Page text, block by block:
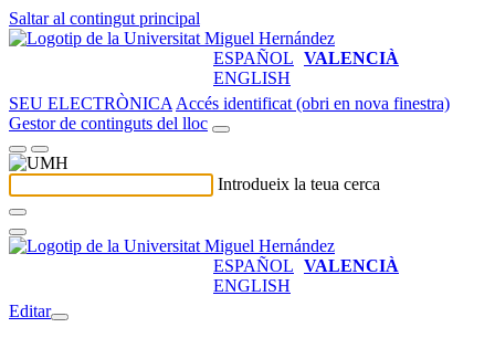
Saltar al contingut principal
ESPAÑOL VALENCIÀ
ENGLISH
SEU ELECTRÒNICA Accés identificat (obri en nova finestra)
Gestor de continguts del lloc
Introdueix la teua cerca
ESPAÑOL VALENCIÀ
ENGLISH
Editar